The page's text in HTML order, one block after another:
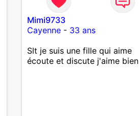
Mimi9733
Cayenne - 33 ans
Slt je suis une fille qui aime
écoute et discute j'aime bien